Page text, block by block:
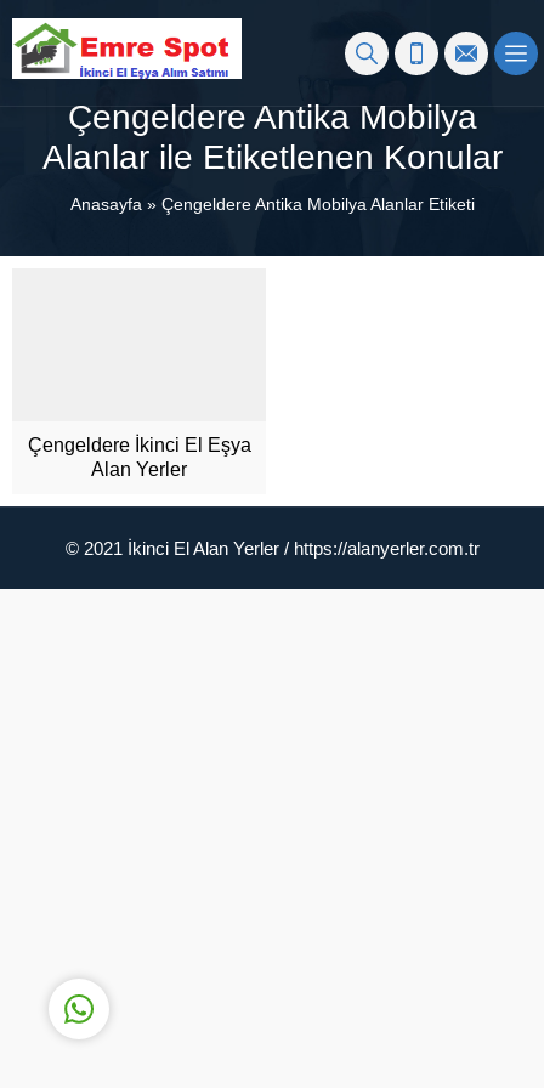
Çengeldere Antika Mobilya
Alanlar ile Etiketlenen Konular
Anasayfa » Çengeldere Antika Mobilya Alanlar Etiketi
Çengeldere İkinci El Eşya
Alan Yerler
© 2021 İkinci El Alan Yerler / https://alanyerler.com.tr